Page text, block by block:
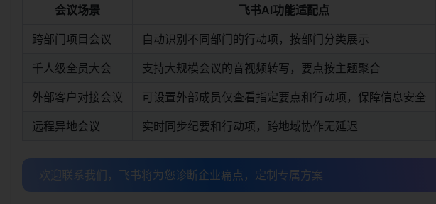
会议场景 飞书AI功能适配点
跨部门项目会议 自动识别不同部门的行动项，按部门分类展示
千人级全员大会 支持大规模会议的音视频转写，要点按主题聚合
外部客户对接会议 可设置外部成员仅查看指定要点和行动项，保障信息安全
远程异地会议 实时同步纪要和行动项，跨地域协作无延迟
欢迎联系我们，飞书将为您诊断企业痛点，定制专属方案